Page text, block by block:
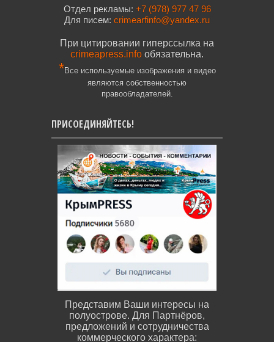
Отдел рекламы: +7 (978) 977 47 96
Для писем: crimearfinfo@yandex.ru
При цитировании гиперссылка на
crimeapress.info обязательна.
*Все используемые изображения и видео
являются собственностью
правообладателей.
ПРИСОЕДИНЯЙТЕСЬ!
Представим Ваши интересы на
полуострове. Для Партнёров,
предложений и сотрудничества
коммерческого характера: